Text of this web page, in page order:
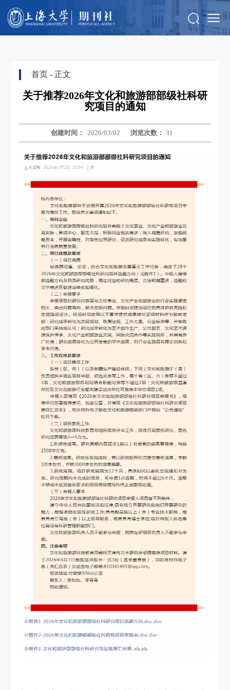
首页 - 正文
关于推荐2026年文化和旅游部部级社科研
究项目的通知
创建时间： 2026/03/02 浏览次数： 31